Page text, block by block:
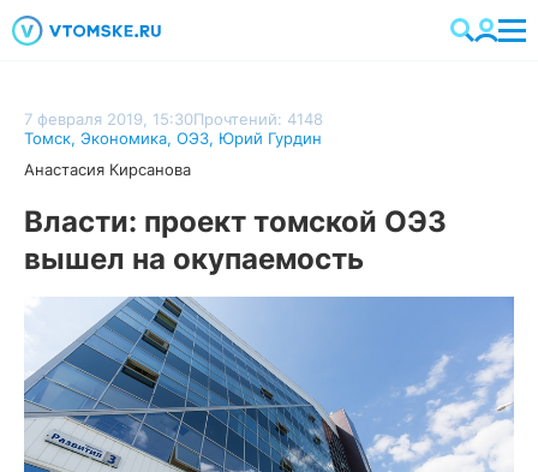
7 февраля 2019, 15:30Прочтений: 4148
Томск, Экономика, ОЭЗ, Юрий Гурдин
Анастасия Кирсанова
Власти: проект томской ОЭЗ
вышел на окупаемость